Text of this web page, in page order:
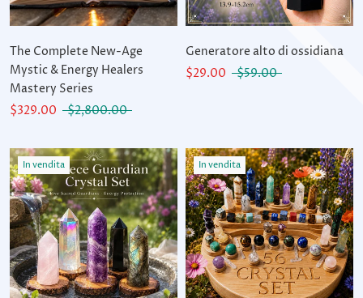
The Complete New-Age
Mystic & Energy Healers
Mastery Series
$329.00
$2,800.00
Generatore alto di ossidiana
$29.00
$59.00
In vendita In vendita